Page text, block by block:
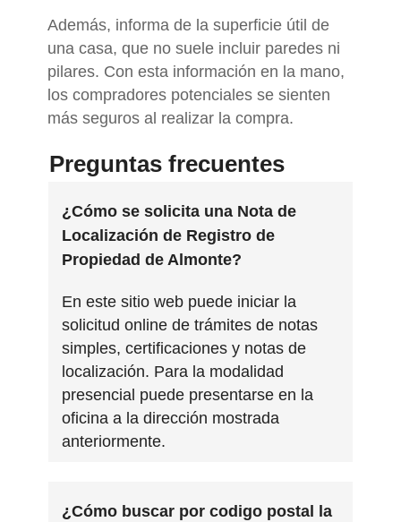
Además, informa de la superficie útil de
una casa, que no suele incluir paredes ni
pilares. Con esta información en la mano,
los compradores potenciales se sienten
más seguros al realizar la compra.
Preguntas frecuentes
¿Cómo se solicita una Nota de
Localización de Registro de
Propiedad de Almonte?
En este sitio web puede iniciar la
solicitud online de trámites de notas
simples, certificaciones y notas de
localización. Para la modalidad
presencial puede presentarse en la
oficina a la dirección mostrada
anteriormente.
¿Cómo buscar por codigo postal la